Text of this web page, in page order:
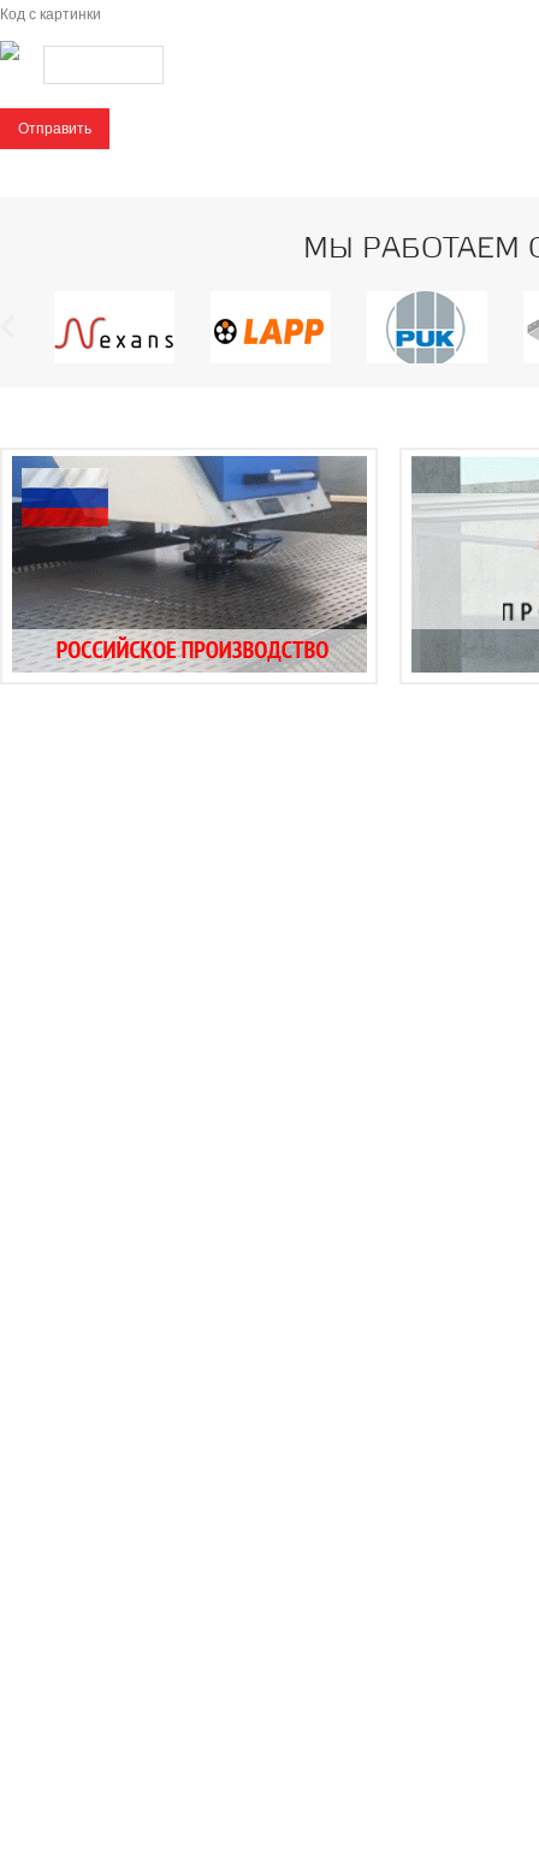
Код с картинки
МЫ РАБОТАЕМ